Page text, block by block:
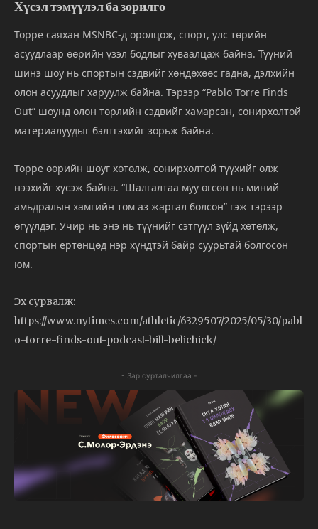
Хүсэл тэмүүлэл ба зорилго
Торре саяхан MSNBC-д оролцож, спорт, улс төрийн
асуудлаар өөрийн үзэл бодлыг хуваалцаж байна. Түүний
шинэ шоу нь спортын сэдвийг хөндөхөөс гадна, дэлхийн
олон асуудлыг харуулж байна. Тэрээр “Pablo Torre Finds
Out” шоунд олон төрлийн сэдвийг хамарсан, сонирхолтой
материалуудыг бэлтгэхийг зорьж байна.
Торре өөрийн шоуг хөтөлж, сонирхолтой түүхийг олж
нээхийг хүсэж байна. “Шалгалтаа муу өгсөн нь миний
амьдралын хамгийн том аз жаргал болсон” гэж тэрээр
өгүүлдэг. Учир нь энэ нь түүнийг сэтгүүл зүйд хөтөлж,
спортын ертөнцөд нэр хүндтэй байр суурьтай болгосон
юм.
Эх сурвалж:
https://www.nytimes.com/athletic/6329507/2025/05/30/pabl
o-torre-finds-out-podcast-bill-belichick/
- Зар сурталчилгаа -